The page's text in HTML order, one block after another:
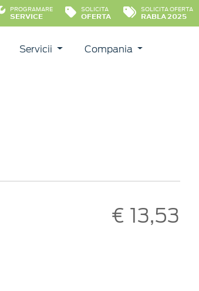
PROGRAMARE
SERVICE
SOLICITA
OFERTA
SOLICITA OFERTA
RABLA 2025
Servicii Compania
€ 13,53